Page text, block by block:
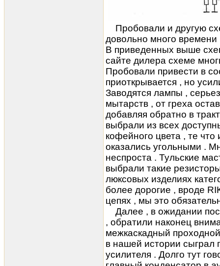
Пробовали и другую
довольно много времени
В приведенных выше
сайте дилера схеме
Пробовали привести в
приоткрывается , но
Заводятся лампы ,
мытарств , от греха
добавляя обратно в
выбрали из всех
кофейного цвета , те
оказались угольными .
неспроста . Тульские
выбрали такие
люксовых изделиях
более дорогие , вроде
цепях , мы это
Далее , в ожидании
, обратили наконец
межкаскадный
в нашей истории сыграл
усилителя . Долго тут